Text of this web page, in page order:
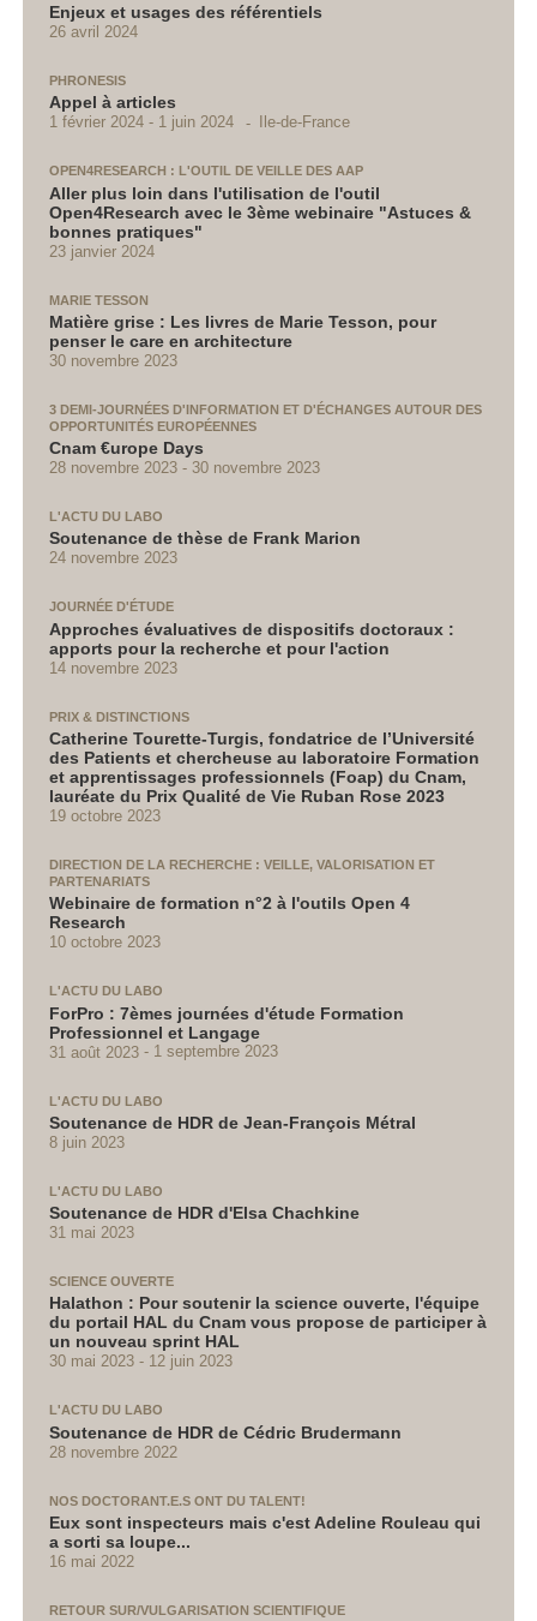
Enjeux et usages des référentiels
26 avril 2024
PHRONESIS
Appel à articles
1 février 2024 1 juin 2024 Ile-de-France
OPEN4RESEARCH : L'OUTIL DE VEILLE DES AAP
Aller plus loin dans l'utilisation de l'outil
Open4Research avec le 3ème webinaire "Astuces &
bonnes pratiques"
23 janvier 2024
MARIE TESSON
Matière grise : Les livres de Marie Tesson, pour
penser le care en architecture
30 novembre 2023
3 DEMI-JOURNÉES D'INFORMATION ET D'ÉCHANGES AUTOUR DES
OPPORTUNITÉS EUROPÉENNES
Cnam €urope Days
28 novembre 2023 30 novembre 2023
L'ACTU DU LABO
Soutenance de thèse de Frank Marion
24 novembre 2023
JOURNÉE D'ÉTUDE
Approches évaluatives de dispositifs doctoraux :
apports pour la recherche et pour l'action
14 novembre 2023
PRIX & DISTINCTIONS
Catherine Tourette-Turgis, fondatrice de l’Université
des Patients et chercheuse au laboratoire Formation
et apprentissages professionnels (Foap) du Cnam,
lauréate du Prix Qualité de Vie Ruban Rose 2023
19 octobre 2023
DIRECTION DE LA RECHERCHE : VEILLE, VALORISATION ET
PARTENARIATS
Webinaire de formation n°2 à l'outils Open 4
Research
10 octobre 2023
L'ACTU DU LABO
ForPro : 7èmes journées d'étude Formation
Professionnel et Langage
31 août 2023 1 septembre 2023
L'ACTU DU LABO
Soutenance de HDR de Jean-François Métral
8 juin 2023
L'ACTU DU LABO
Soutenance de HDR d'Elsa Chachkine
31 mai 2023
SCIENCE OUVERTE
Halathon : Pour soutenir la science ouverte, l'équipe
du portail HAL du Cnam vous propose de participer à
un nouveau sprint HAL
30 mai 2023 12 juin 2023
L'ACTU DU LABO
Soutenance de HDR de Cédric Brudermann
28 novembre 2022
NOS DOCTORANT.E.S ONT DU TALENT!
Eux sont inspecteurs mais c'est Adeline Rouleau qui
a sorti sa loupe...
16 mai 2022
RETOUR SUR/VULGARISATION SCIENTIFIQUE